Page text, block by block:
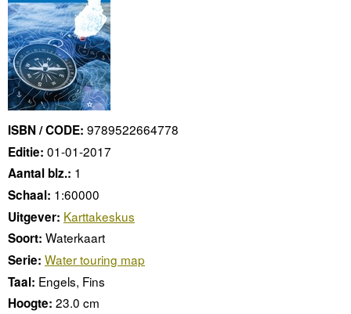
ISBN / CODE: 9789522664778
Editie: 01-01-2017
Aantal blz.: 1
Schaal: 1:60000
Uitgever: Karttakeskus
Soort: Waterkaart
Serie: Water touring map
Taal: Engels, Fins
Hoogte: 23.0 cm